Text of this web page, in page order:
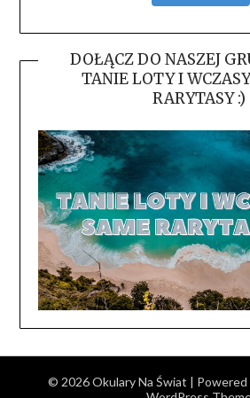
DOŁĄCZ DO NASZEJ
TANIE LOTY I
RARYTASY :)
© 2026 Okulary Na Świat | Powered